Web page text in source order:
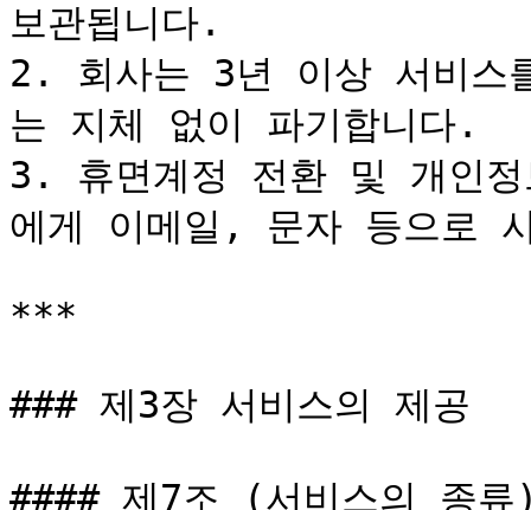
보관됩니다.
2. 회사는 3년 이상 서비스
는 지체 없이 파기합니다.
3. 휴면계정 전환 및 개인
에게 이메일, 문자 등으로
***
### 제3장 서비스의 제공
#### 제7조 (서비스의 종